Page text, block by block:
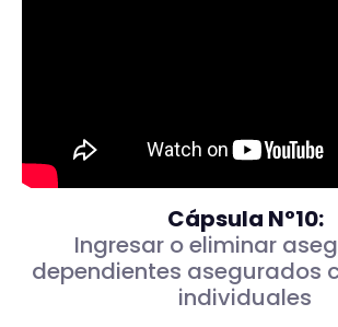
Cápsula N°10:
Ingresar o eliminar
dependientes asegurados
individuales